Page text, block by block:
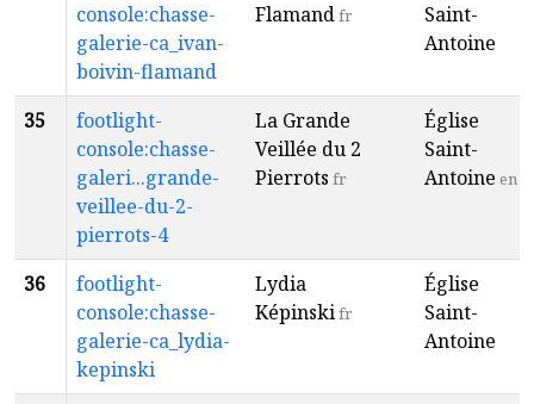
console:chasse-
galerie-ca_ivan-
boivin-flamand
Flamandfr
Saint-
Antoine
35
footlight-
console:chasse-
galeri...grande-
veillee-du-2-
pierrots-4
La Grande
Veillée du 2
Pierrots fr
Église
Saint-
Antoine en
36
footlight-
console:chasse-
galerie-ca_lydia-
kepinski
Lydia
Képinskifr
Église
Saint-
Antoine